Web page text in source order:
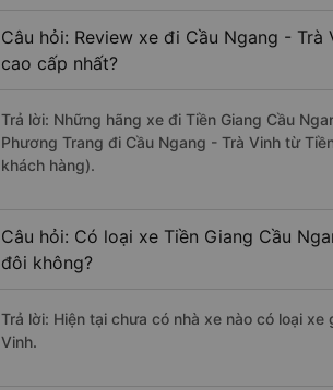
Câu hỏi: Review xe đi Cầu Ngang -
cao cấp nhất?
Trả lời: Những hãng xe đi Tiền Giang Cầu
Phương Trang đi Cầu Ngang - Trà Vinh từ
khách hàng).
Câu hỏi: Có loại xe Tiền Giang Cầu
đôi không?
Trả lời: Hiện tại chưa có nhà xe nào có loại
Vinh.